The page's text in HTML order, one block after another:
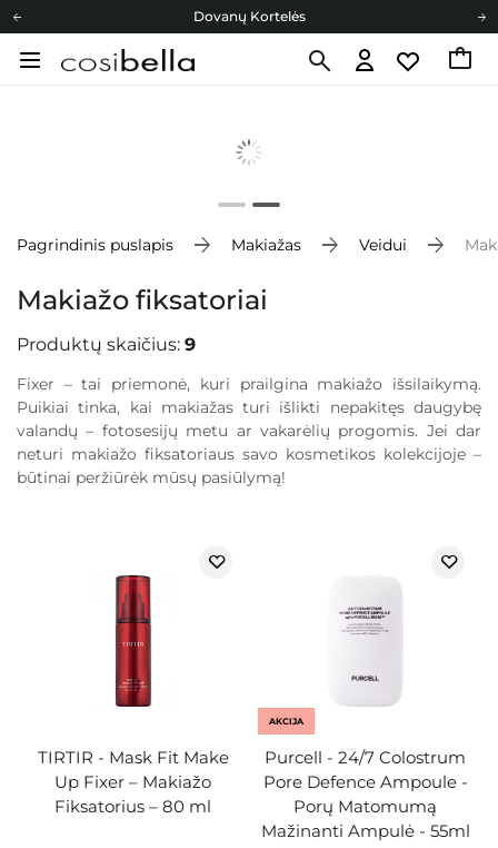
Dovanų Kortelės
Cosibella lojalumo programa
Pagrindinis puslapis Makiažas Veidui
Makiažo fiksatoriai
Produktų skaičius: 9
Fixer – tai priemonė, kuri prailgina makiažo išsilaikymą.
Puikiai tinka, kai makiažas turi išlikti nepakitęs daugybę
valandų – fotosesijų metu ar vakarėlių progomis. Jei dar
neturi makiažo fiksatoriaus savo kosmetikos kolekcijoje –
būtinai peržiūrėk mūsų pasiūlymą!
TIRTIR - Mask Fit Make
Up Fixer – Makiažo
Fiksatorius – 80 ml
AKCIJA
Purcell - 24/7 Colostrum
Pore Defence Ampoule -
Porų Matomumą
Mažinanti Ampulė - 55ml